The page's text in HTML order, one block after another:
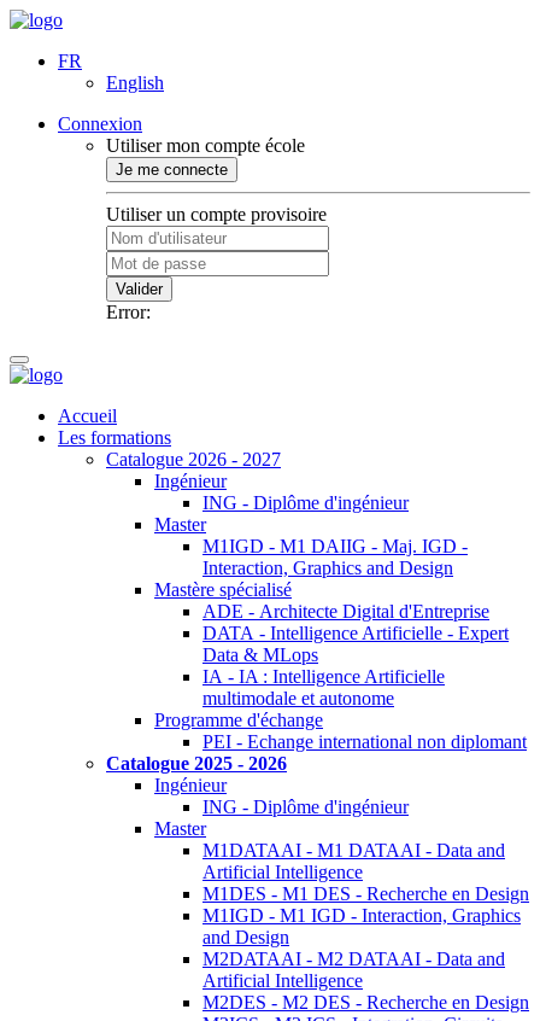
FR
English
Connexion
Utiliser mon compte école
Je me connecte
Utiliser un compte provisoire
Valider
Error:
Accueil
Les formations
Catalogue 2026 - 2027
Ingénieur
ING - Diplôme d'ingénieur
Master
M1IGD - M1 DAIIG - Maj. IGD -
Interaction, Graphics and Design
Mastère spécialisé
ADE - Architecte Digital d'Entreprise
DATA - Intelligence Artificielle - Expert
Data & MLops
IA - IA : Intelligence Artificielle
multimodale et autonome
Programme d'échange
PEI - Echange international non diplomant
Catalogue 2025 - 2026
Ingénieur
ING - Diplôme d'ingénieur
Master
M1DATAAI - M1 DATAAI - Data and
Artificial Intelligence
M1DES - M1 DES - Recherche en Design
M1IGD - M1 IGD - Interaction, Graphics
and Design
M2DATAAI - M2 DATAAI - Data and
Artificial Intelligence
M2DES - M2 DES - Recherche en Design